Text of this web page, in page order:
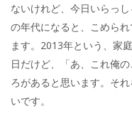
ないけれど、今日いらっ
の年代になると、こめら
ます。2013年という、家
日だけど、「あ、これ俺
ろがあると思います。そ
いです。